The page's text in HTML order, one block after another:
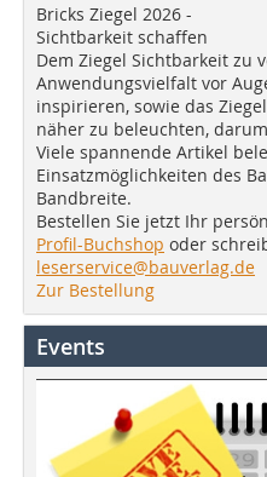
Bricks Ziegel 2026 -
Sichtbarkeit schaffen
Dem Ziegel Sichtbarkeit zu
Anwendungsvielfalt vor
inspirieren, sowie das
näher zu beleuchten,
Viele spannende Artikel
Einsatzmöglichkeiten des
Bandbreite.
Bestellen Sie jetzt Ihr
Profil-Buchshop oder
leserservice@bauverlag.de
Zur Bestellung
Events